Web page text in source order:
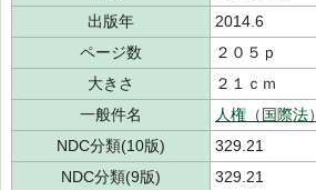
出版年
2014.6
ページ数
２０５ｐ
大きさ
２１ｃｍ
一般件名
人権（国際法）
NDC分類(10版)
329.21
NDC分類(9版)
329.21